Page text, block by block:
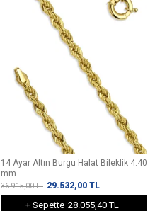
14 Ayar Altın Burgu Halat Bileklik 4.40
mm
36.915,00TL 29.532,00 TL
+ Sepette 28.055,40 TL